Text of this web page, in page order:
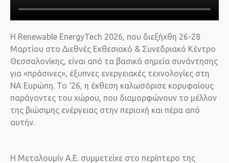
Η Renewable EnergyTech 2026, που διεξήχθη 26-28
Μαρτίου στο Διεθνές Εκθεσιακό & Συνεδριακό Κέντρο
Θεσσαλονίκης, είναι από τα βασικά σημεία συνάντησης
για «πράσινες», έξυπνες ενεργειακές τεχνολογίες στη
ΝΑ Ευρώπη. Το ‘26, η έκθεση καλωσόρισε κορυφαίους
παράγοντες του χώρου, που διαμορφώνουν το μέλλον
της βιώσιμης ενέργειας στην περιοχή και πέρα από
αυτήν.
Η Μεταλουμίν Α.Ε. συμμετείχε στο περίπτερο της